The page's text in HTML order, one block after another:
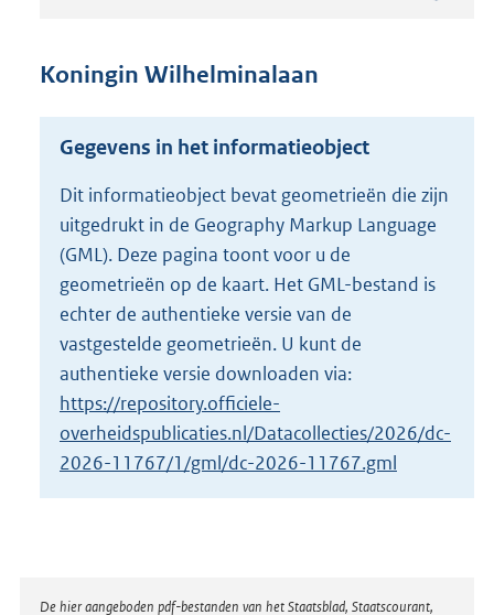
s
r
o
t
t
e
3
K
b
Koningin Wilhelminalaan
Gegevens in het informatieobject
Dit informatieobject bevat geometrieën die zijn
uitgedrukt in de Geography Markup Language
(GML). Deze pagina toont voor u de
geometrieën op de kaart. Het GML-bestand is
echter de authentieke versie van de
vastgestelde geometrieën. U kunt de
authentieke versie downloaden via:
https://repository.officiele-
overheidspublicaties.nl/Datacollecties/2026/dc-
2026-11767/1/gml/dc-2026-11767.gml
De hier aangeboden pdf-bestanden van het Staatsblad, Staatscourant,